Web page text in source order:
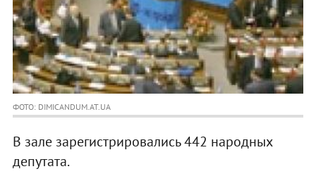
ФОТО: DIMICANDUM.AT.UA
В зале зарегистрировались 442 народных
депутата.